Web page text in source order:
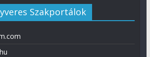
Szakportálok